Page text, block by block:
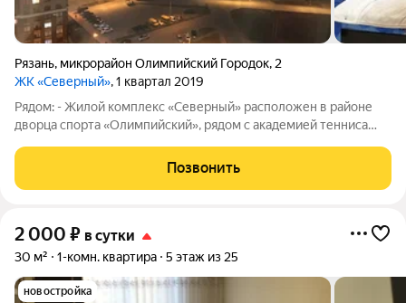
Рязань, микрорайон Олимпийский Городок, 2
ЖК «Северный», 1 квартал 2019
Рядом: - Жилой комплекс «Северный» расположен в районе
дворца спорта «Олимпийский», рядом с академией тенниса
городской квартал с обширной отдельной территорией,
полной социальной инфраструктурой и
Позвонить
2 000 ₽ в сутки
30 м² 1-комн. квартира 5 этаж из 25
новостройка